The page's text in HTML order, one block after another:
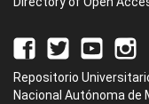
Repositorio
Nacional Autónoma de